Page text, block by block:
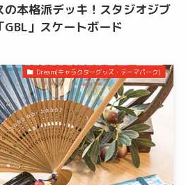
本格派デッキ！スタジオジブ
」スケートボード
Dream(キャラクターグッズ・テーマパーク)